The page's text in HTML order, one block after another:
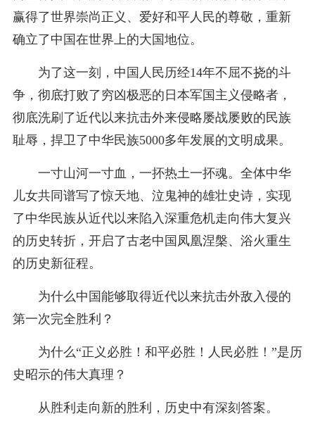
赢得了世界崇尚正义、爱好和平人民的尊敬，重新
确立了中国在世界上的大国地位。
为了这一刻，中国人民历经14年不屈不挠的斗
争，彻底打败了穷凶极恶的日本军国主义侵略者，
彻底洗刷了近代以来抗击外来侵略屡战屡败的民族
耻辱，捍卫了中华民族5000多年发展的文明成果。
一寸山河一寸血，一抔热土一抔魂。全体中华
儿女共同谱写了惊天地、泣鬼神的雄壮史诗，实现
了中华民族从近代以来陷入深重危机走向伟大复兴
的历史转折，开启了古老中国凤凰涅槃、浴火重生
的历史新征程。
为什么中国能够取得近代以来抗击外敌入侵的
第一次完全胜利？
为什么“正义必胜！和平必胜！人民必胜！”是历
史昭示的伟大真理？
从胜利走向新的胜利，历史中有深刻答案。